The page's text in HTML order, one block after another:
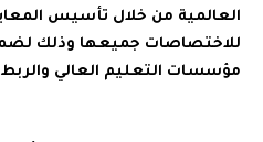
العالمية من خلال تأسيس
للاختصاصات جميعها وذلك
مؤسسات التعليم العالي